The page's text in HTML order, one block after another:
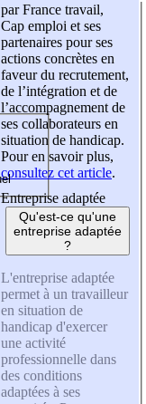
par France travail,
Cap emploi et ses
partenaires pour ses
actions concrètes en
faveur du recrutement,
de l’intégration et de
l’accompagnement de
ses collaborateurs en
situation de handicap.
Pour en savoir plus,
consultez cet article.
Entreprise adaptée
Qu'est-ce qu'une
entreprise adaptée
?
L'entreprise adaptée
permet à un travailleur
en situation de
handicap d'exercer
une activité
professionnelle dans
des conditions
adaptées à ses